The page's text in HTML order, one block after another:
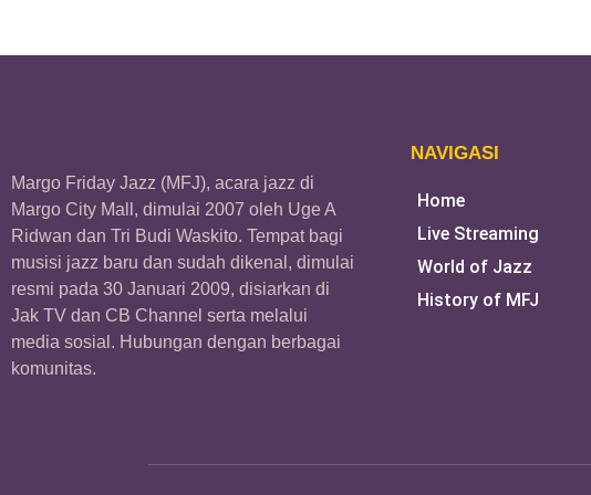
Margo Friday Jazz (MFJ), acara jazz di
Margo City Mall, dimulai 2007 oleh Uge A
Ridwan dan Tri Budi Waskito. Tempat bagi
musisi jazz baru dan sudah dikenal, dimulai
resmi pada 30 Januari 2009, disiarkan di
Jak TV dan CB Channel serta melalui
media sosial. Hubungan dengan berbagai
komunitas.
NAVIGASI
Home
Live Streaming
World of Jazz
History of MFJ